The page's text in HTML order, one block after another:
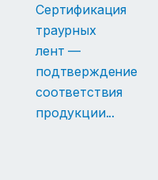
Сертификация
траурных
лент —
подтверждение
соответствия
продукции...